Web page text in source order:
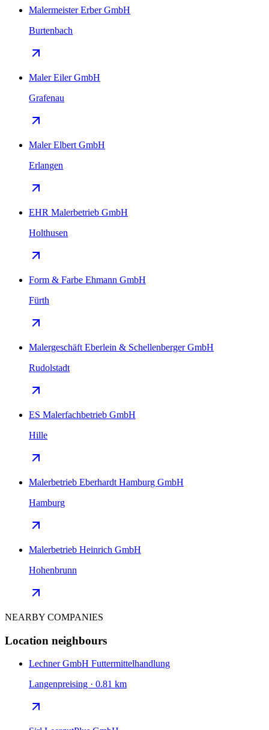
Malermeister Erber GmbH
Burtenbach
Maler Eiler GmbH
Grafenau
Maler Elbert GmbH
Erlangen
EHR Malerbetrieb GmbH
Holthusen
Form & Farbe Ehmann GmbH
Fürth
Malergeschäft Eberlein & Schellenberger GmbH
Rudolstadt
ES Malerfachbetrieb GmbH
Hille
Malerbetrieb Eberhardt Hamburg GmbH
Hamburg
Malerbetrieb Heinrich GmbH
Hohenbrunn
NEARBY COMPANIES
Location neighbours
Lechner GmbH Futtermittelhandlung
Langenpreising · 0.81 km